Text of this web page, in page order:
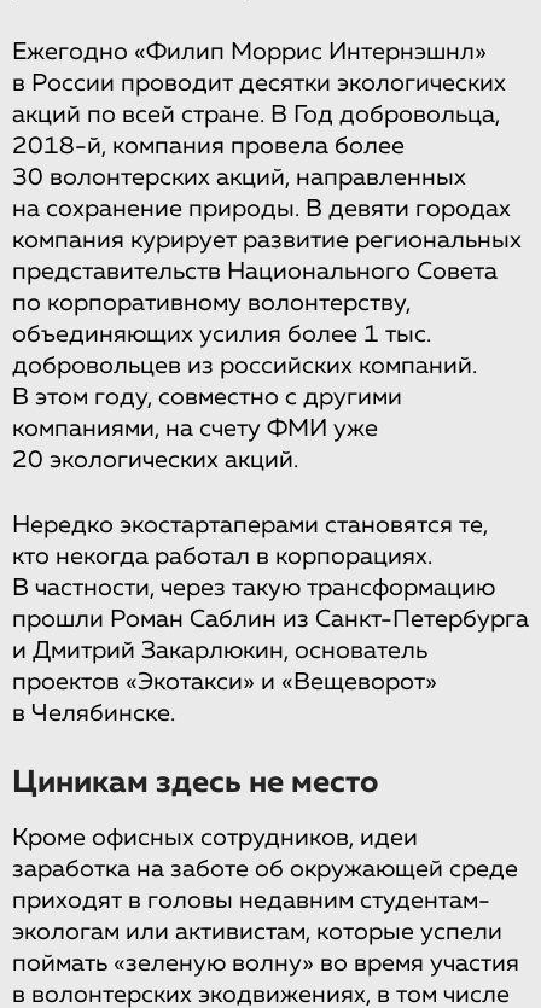
Ежегодно «Филип Моррис Интернэшнл»
в России проводит десятки экологических
акций по всей стране. В Год добровольца,
2018-й, компания провела более
30 волонтерских акций, направленных
на сохранение природы. В девяти городах
компания курирует развитие региональных
представительств Национального Совета
по корпоративному волонтерству,
объединяющих усилия более 1 тыс.
добровольцев из российских компаний.
В этом году, совместно с другими
компаниями, на счету ФМИ уже
20 экологических акций.
Нередко экостартаперами становятся те,
кто некогда работал в корпорациях.
В частности, через такую трансформацию
прошли Роман Саблин из Санкт-Петербурга
и Дмитрий Закарлюкин, основатель
проектов «Экотакси» и «Вещеворот»
в Челябинске.
Циникам здесь не место
Кроме офисных сотрудников, идеи
заработка на заботе об окружающей среде
приходят в головы недавним студентам-
экологам или активистам, которые успели
поймать «зеленую волну» во время участия
в волонтерских экодвижениях, в том числе